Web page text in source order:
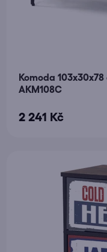
Komoda
AKM108C
2 241 Kč